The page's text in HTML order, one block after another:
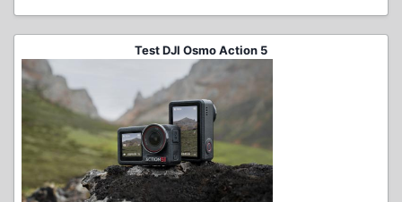
Test DJI Osmo Action 5